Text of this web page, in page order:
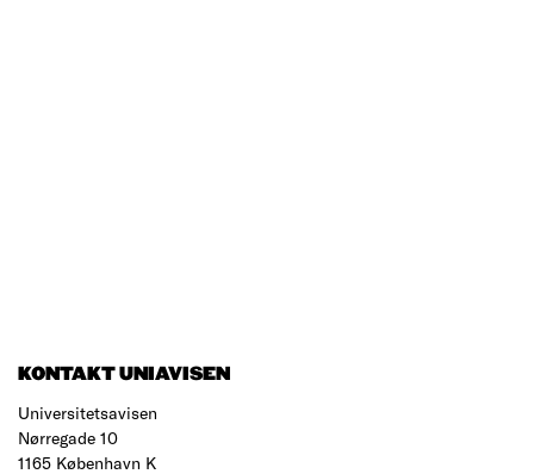
KONTAKT UNIAVISEN
Universitetsavisen
Nørregade 10
1165 København K